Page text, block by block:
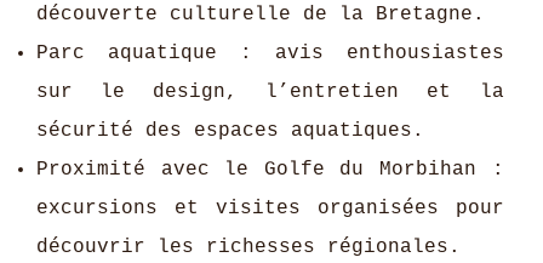
découverte culturelle de la Bretagne.
Parc aquatique : avis enthousiastes
sur le design, l’entretien et la
sécurité des espaces aquatiques.
Proximité avec le Golfe du Morbihan :
excursions et visites organisées pour
découvrir les richesses régionales.